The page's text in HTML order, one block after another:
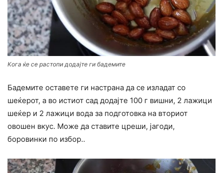
Кога ќе се растопи додајте ги бадемите
Бадемите оставете ги настрана да се изладат со
шеќерот, а во истиот сад додајте 100 г вишни, 2 лажици
шеќер и 2 лажици вода за подготовка на вториот
овошен вкус. Може да ставите цреши, јагоди,
боровинки по избор..